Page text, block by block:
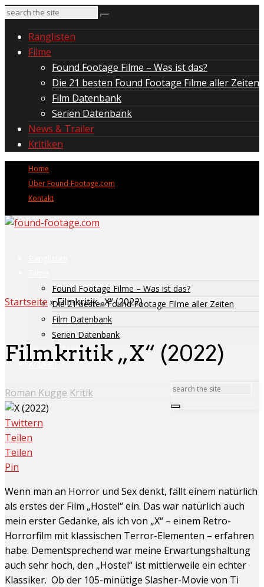
Ranglisten
Filme
Found Footage Filme – Was ist das?
Die 21 besten Found Footage Filme aller Zeiten
Film Datenbank
Serien Datenbank
News & Trailer
Kritiken
Home
Über Found-Footage.com
Kontakt
Found Footage Filme – Was ist das?
Die 21 besten Found Footage Filme aller Zeiten
Film Datenbank
Serien Datenbank
News & Trailer
Kritiken
Startseite »Filmkritik „X“ (2022)
Filmkritik „X“ (2022)
Roman Kugge Kritik
Twittern
Teilen
Teilen
Pin
Wenn man an Horror und Sex denkt, fällt einem natürlich
als erstes der Film „Hostel“ ein. Das war natürlich auch
mein erster Gedanke, als ich von „X“ – einem Retro-
Horrorfilm mit klassischen Terror-Elementen – erfahren
habe. Dementsprechend war meine Erwartungshaltung
auch sehr hoch, den „Hostel“ ist mittlerweile ein echter
Klassiker. Ob der 105-minütige Slasher-Movie von Ti